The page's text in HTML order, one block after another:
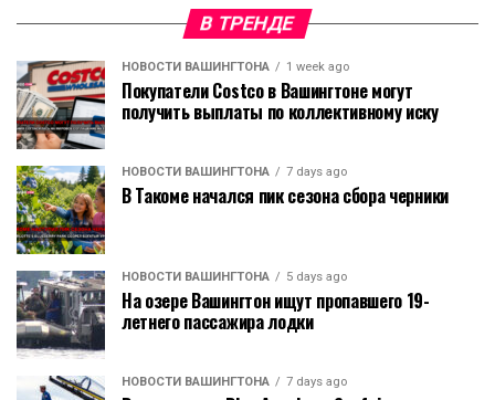
В ТРЕНДЕ
НОВОСТИ ВАШИНГТОНА 1 week ago
Покупатели Costco в Вашингтоне могут
получить выплаты по коллективному иску
НОВОСТИ ВАШИНГТОНА 7 days ago
В Такоме начался пик сезона сбора черники
НОВОСТИ ВАШИНГТОНА 5 days ago
На озере Вашингтон ищут пропавшего 19-
летнего пассажира лодки
НОВОСТИ ВАШИНГТОНА 7 days ago